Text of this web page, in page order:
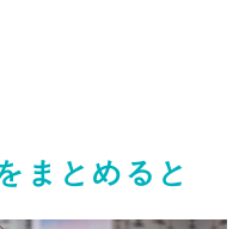
まとめると